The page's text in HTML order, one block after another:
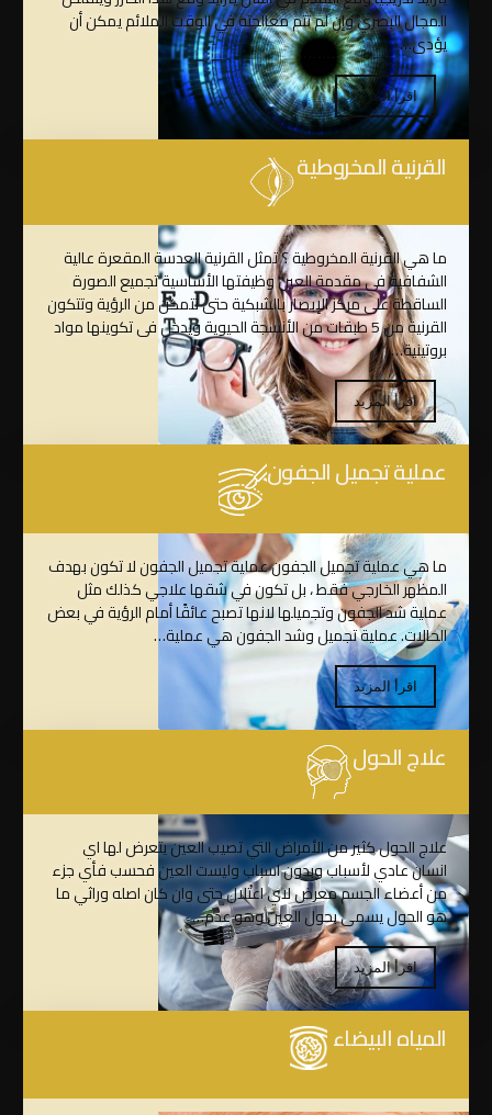
المجال البصري وإن لم تتم معالجته في الوقت الملائم يمكن أن
يؤدى…
اقرأ المزيد
القرنية المخروطية
ما هي القرنية المخروطية ؟ تمثل القرنية العدسة المقعرة عالية
الشفافية فى مقدمة العين وظيفتها الأساسية تجميع الصورة
الساقطة على مركز الإبصار بالشبكية حتى تتمكن من الرؤية وتتكون
القرنية من 5 طبقات من الأنسجة الحيوية ويدخل فى تكوينها مواد
بروتينية…
اقرأ المزيد
عملية تجميل الجفون
ما هي عملية تجميل الجفون عملية تجميل الجفون لا تكون بهدف
المظهر الخارجي فقط ، بل تكون في شقها علاجي كذلك مثل
عملية شد الجفون وتجميلها لانها تصبح عائقًا أمام الرؤية في بعض
الحالات. عملية تجميل وشد الجفون هي عملية…
اقرأ المزيد
علاج الحول
علاج الحول كثير من الأمراض التي تصيب العين يتعرض لها اي
انسان عادي لأسباب وبدون اسباب وليست العين فحسب فأي جزء
من أعضاء الجسم معرض لاي اعتلال حتى وان كان اصله وراثي ما
هو الحول يسمى بحول العين وهو عدم…
اقرأ المزيد
المياه البيضاء